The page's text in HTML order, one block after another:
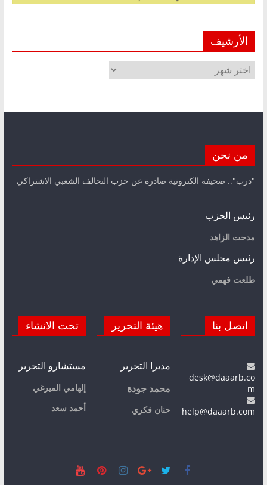
الأرشيف
الأرشيف
من نحن
"درب".. صحيفة الكترونية صادرة عن حزب التحالف الشعبي الاشتراكي
رئيس الحزب
مدحت الزاهد
رئيس مجلس الإدارة
طلعت فهمي
اتصل بنا
desk@daaarb.co
m
help@daaarb.com
هيئة التحرير
مديرا التحرير
محمد جودة
حنان فكري
تحت الانشاء
مستشارو التحرير
إلهامي الميرغي
أحمد سعد